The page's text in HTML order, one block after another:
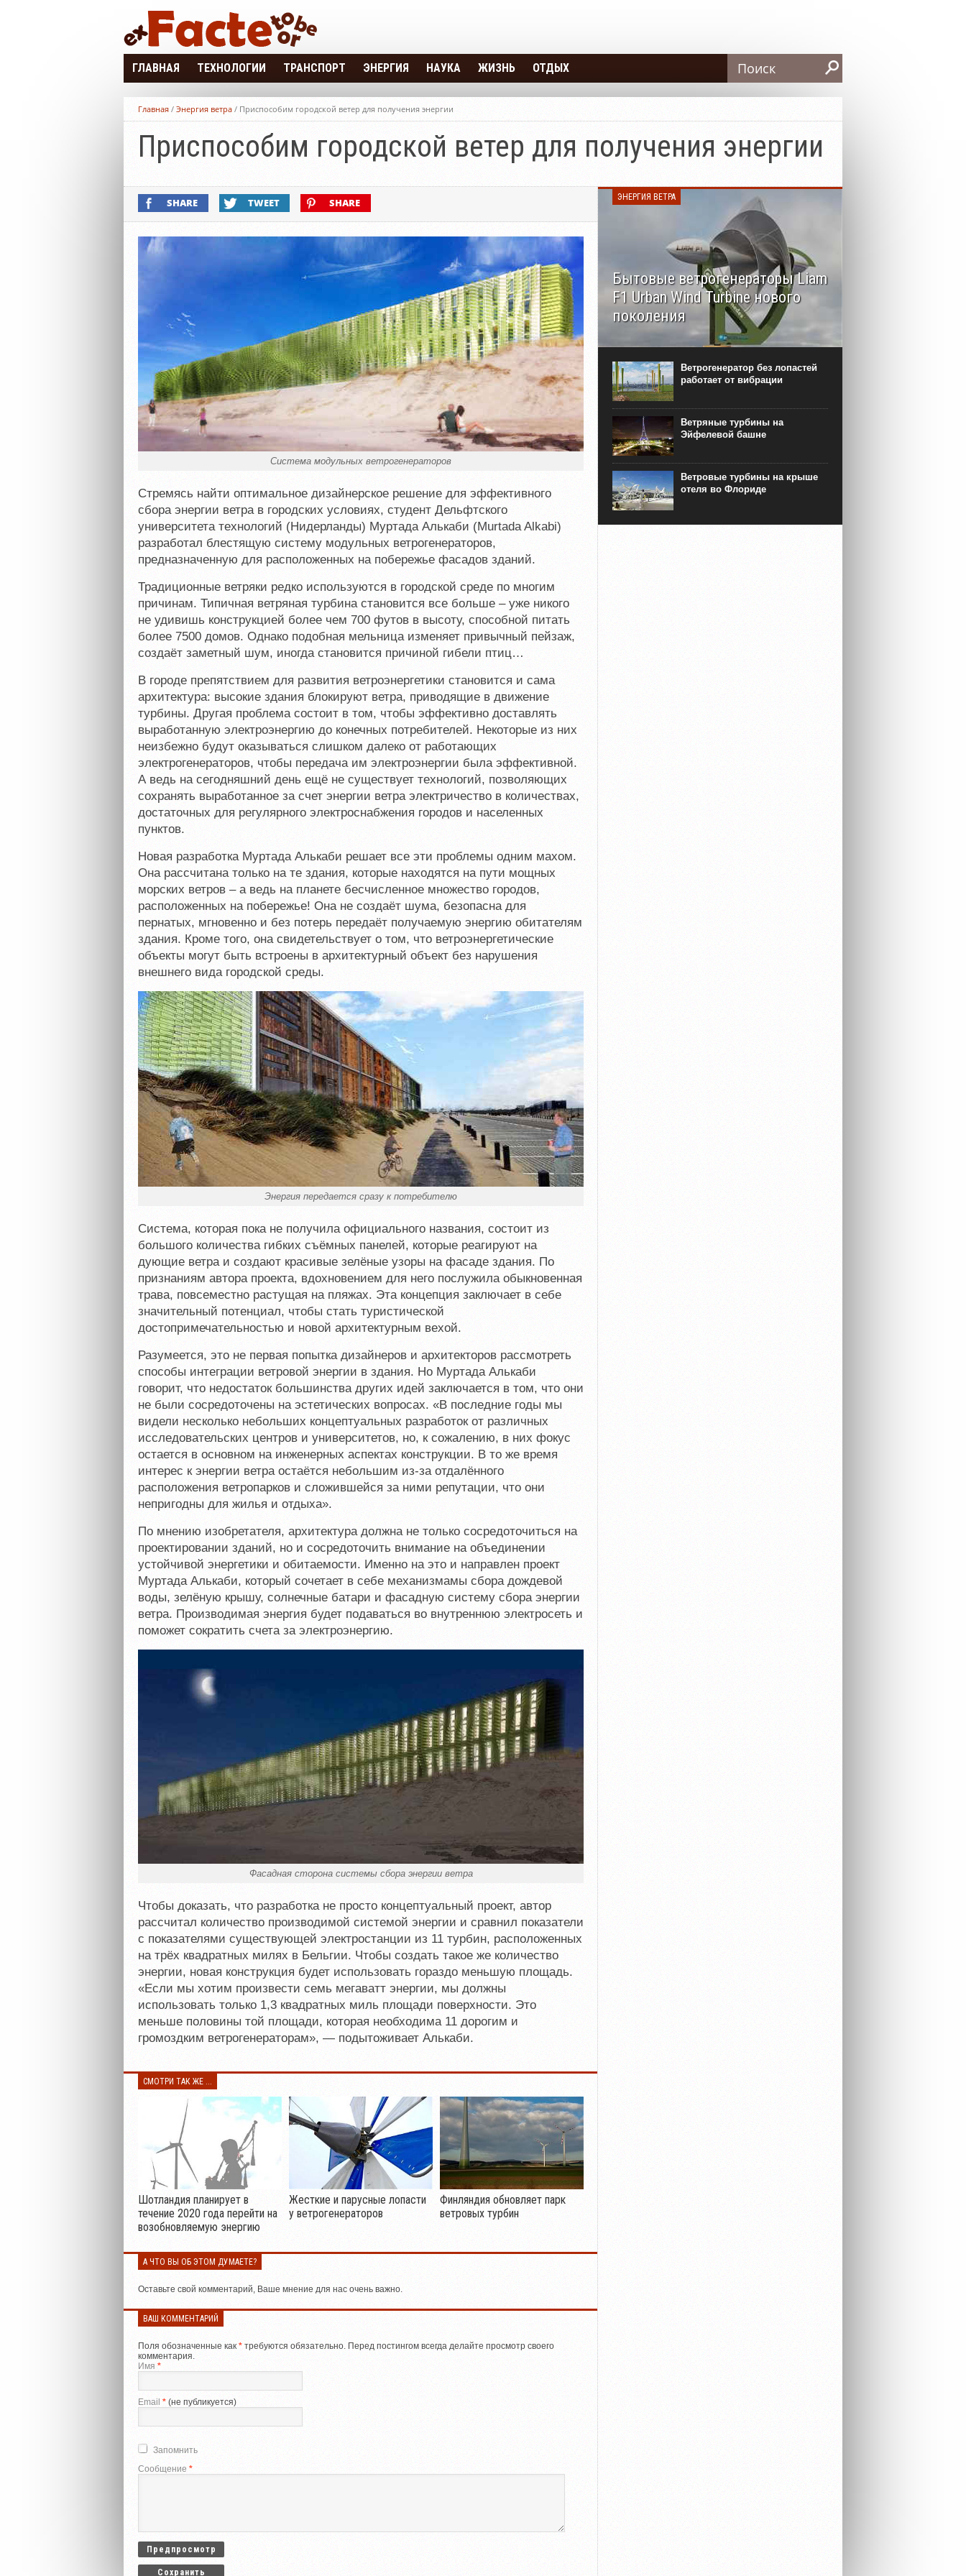
ГЛАВНАЯ ТЕХНОЛОГИИ
3D УСТРОЙСТВА
ПРОЕКТЫ
ТЕХНИКА
ТРАНСПОРТ
ЭЛЕКТРОВЕЛОСИПЕД
ЭЛЕКТРОМОБИЛЬ
ЭЛЕКТРОМОТОЦИКЛ
ЭНЕРГИЯ
ЭНЕРГИЯ ВЕТРА
ЭНЕРГИЯ ВОДЫ
ЭНЕРГИЯ СОЛНЦА
НАУКА ЖИЗНЬ
ЗДРАВИЕ
ИНТЕРЕСНОЕ
ОТДЫХ
ГОРОДА И СТРАНЫ
КРЕАТИВ
НЕОПОЗНАННОЕ
Search
Главная / Энергия ветра / Приспособим городской ветер для получения энергии
Приспособим городской ветер для получения энергии
SHARE TWEET SHARE
Система модульных ветрогенераторов
Стремясь найти оптимальное дизайнерское решение для эффективного
сбора энергии ветра в городских условиях, студент Дельфтского
университета технологий (Нидерланды) Муртада Алькаби (Murtada Alkabi)
разработал блестящую систему модульных ветрогенераторов,
предназначенную для расположенных на побережье фасадов зданий.
Традиционные ветряки редко используются в городской среде по многим
причинам. Типичная ветряная турбина становится все больше – уже никого
не удивишь конструкцией более чем 700 футов в высоту, способной питать
более 7500 домов. Однако подобная мельница изменяет привычный пейзаж,
создаёт заметный шум, иногда становится причиной гибели птиц…
В городе препятствием для развития ветроэнергетики становится и сама
архитектура: высокие здания блокируют ветра, приводящие в движение
турбины. Другая проблема состоит в том, чтобы эффективно доставлять
выработанную электроэнергию до конечных потребителей. Некоторые из них
неизбежно будут оказываться слишком далеко от работающих
электрогенераторов, чтобы передача им электроэнергии была эффективной.
А ведь на сегодняшний день ещё не существует технологий, позволяющих
сохранять выработанное за счет энергии ветра электричество в количествах,
достаточных для регулярного электроснабжения городов и населенных
пунктов.
Новая разработка Муртада Алькаби решает все эти проблемы одним махом.
Она рассчитана только на те здания, которые находятся на пути мощных
морских ветров – а ведь на планете бесчисленное множество городов,
расположенных на побережье! Она не создаёт шума, безопасна для
пернатых, мгновенно и без потерь передаёт получаемую энергию обитателям
здания. Кроме того, она свидетельствует о том, что ветроэнергетические
объекты могут быть встроены в архитектурный объект без нарушения
внешнего вида городской среды.
Энергия передается сразу к потребителю
Система, которая пока не получила официального названия, состоит из
большого количества гибких съёмных панелей, которые реагируют на
дующие ветра и создают красивые зелёные узоры на фасаде здания. По
признаниям автора проекта, вдохновением для него послужила обыкновенная
трава, повсеместно растущая на пляжах. Эта концепция заключает в себе
значительный потенциал, чтобы стать туристической
достопримечательностью и новой архитектурным вехой.
Разумеется, это не первая попытка дизайнеров и архитекторов рассмотреть
способы интеграции ветровой энергии в здания. Но Муртада Алькаби
говорит, что недостаток большинства других идей заключается в том, что они
не были сосредоточены на эстетических вопросах. «В последние годы мы
видели несколько небольших концептуальных разработок от различных
исследовательских центров и университетов, но, к сожалению, в них фокус
остается в основном на инженерных аспектах конструкции. В то же время
интерес к энергии ветра остаётся небольшим из-за отдалённого
расположения ветропарков и сложившейся за ними репутации, что они
непригодны для жилья и отдыха».
По мнению изобретателя, архитектура должна не только сосредоточиться на
проектировании зданий, но и сосредоточить внимание на объединении
устойчивой энергетики и обитаемости. Именно на это и направлен проект
Муртада Алькаби, который сочетает в себе механизмамы сбора дождевой
воды, зелёную крышу, солнечные батари и фасадную систему сбора энергии
ветра. Производимая энергия будет подаваться во внутреннюю электросеть и
поможет сократить счета за электроэнергию.
Фасадная сторона системы сбора энергии ветра
Чтобы доказать, что разработка не просто концептуальный проект, автор
рассчитал количество производимой системой энергии и сравнил показатели
с показателями существующей электростанции из 11 турбин, расположенных
на трёх квадратных милях в Бельгии. Чтобы создать такое же количество
энергии, новая конструкция будет использовать гораздо меньшую площадь.
«Если мы хотим произвести семь мегаватт энергии, мы должны
использовать только 1,3 квадратных миль площади поверхности. Это
меньше половины той площади, которая необходима 11 дорогим и
громоздким ветрогенераторам», — подытоживает Алькаби.
СМОТРИ ТАК ЖЕ ...
Шотландия планирует в
течение 2020 года перейти на
возобновляемую энергию
Жесткие и парусные лопасти
у ветрогенераторов
Финляндия обновляет парк
ветровых турбин
А ЧТО ВЫ ОБ ЭТОМ ДУМАЕТЕ?
Оставьте свой комментарий, Ваше мнение для нас очень важно.
ВАШ КОММЕНТАРИЙ
Поля обозначенные как * требуются обязательно. Перед постингом всегда делайте просмотр своего
комментария.
Имя *
Email * (не публикуется)
Запомнить
Сообщение *
ЭНЕРГИЯ ВЕТРА
Бытовые ветрогенераторы Liam
F1 Urban Wind Turbine нового
поколения
Во многих странах мира вклад
энергосистему может составлять достаточно
весомую долю от всей генерируемой
электроэнергии. Так, например, в Дании в один
из июльских дней только лишь ветропарки
смогли выработать 140 % энергии, необходимой
для суточного потребления страны.
Ветрогенератор без лопастей
работает от вибрации
Ветряные турбины на
Эйфелевой башне
Ветровые турбины на крыше
отеля во Флориде